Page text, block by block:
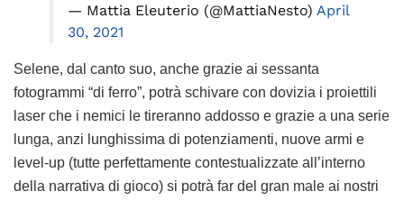
— Mattia Eleuterio (@MattiaNesto) April
30, 2021
Selene, dal canto suo, anche grazie ai sessanta
fotogrammi “di ferro”, potrà schivare con dovizia i proiettili
laser che i nemici le tireranno addosso e grazie a una serie
lunga, anzi lunghissima di potenziamenti, nuove armi e
level-up (tutte perfettamente contestualizzate all’interno
della narrativa di gioco) si potrà far del gran male ai nostri